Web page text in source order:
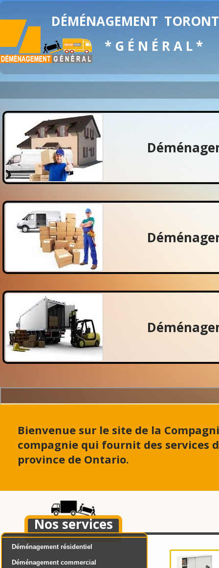
DÉMÉNAGEMENT
* G É N É R A L *
Déménagement résidentiel
Déménagement commercial
Bienvenue sur le site de la
compagnie qui fournit des services
province de Ontario.
Nos services